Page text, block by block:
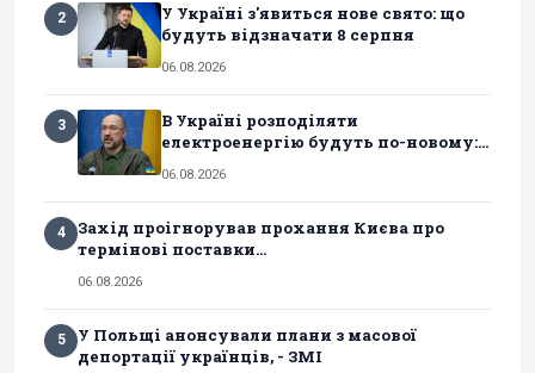
2
У Україні з'явиться нове свято: що
будуть відзначати 8 серпня
06.08.2026
3
В Україні розподіляти
електроенергію будуть по-новому:...
06.08.2026
4
Захід проігнорував прохання Києва про
термінові поставки...
06.08.2026
5
У Польщі анонсували плани з масової
депортації українців, - ЗМІ